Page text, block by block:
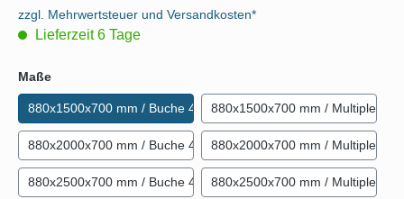
zzgl. Mehrwertsteuer und Versandkosten*
Lieferzeit 6 Tage
Maßeauswählen
880x1500x700 mm / Buche 40 mm880x1500x700 mm / Multiplex 40
880x2000x700 mm / Buche 40 mm880x2000x700 mm / Multiplex 40
880x2500x700 mm / Buche 40 mm880x2500x700 mm / Multiplex 40